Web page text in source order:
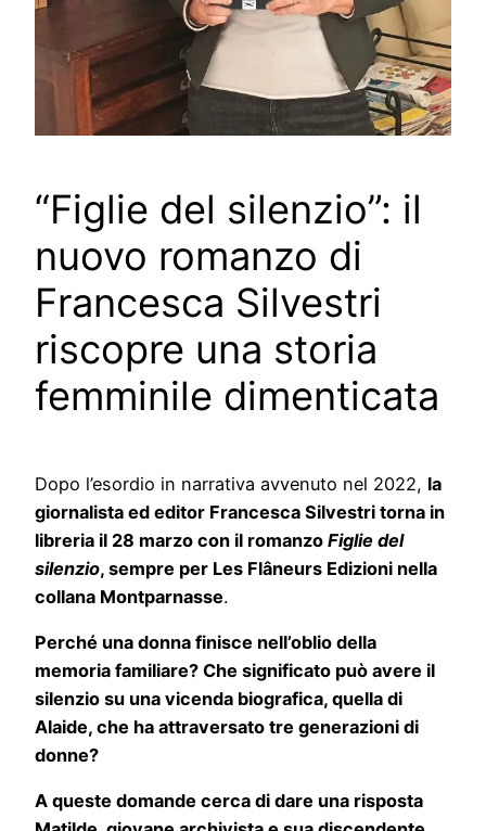
“Figlie del silenzio”: il
nuovo romanzo di
Francesca Silvestri
riscopre una storia
femminile dimenticata
Dopo l’esordio in narrativa avvenuto nel 2022, la
giornalista ed editor Francesca Silvestri torna in
libreria il 28 marzo con il romanzo Figlie del
silenzio, sempre per Les Flâneurs Edizioni nella
collana Montparnasse.
Perché una donna finisce nell’oblio della
memoria familiare? Che significato può avere il
silenzio su una vicenda biografica, quella di
Alaide, che ha attraversato tre generazioni di
donne?
A queste domande cerca di dare una risposta